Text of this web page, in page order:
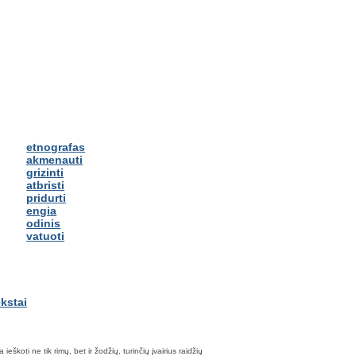
etnografas
akmenauti
grizinti
atbristi
pridurti
engia
odinis
vatuoti
ne tik rimų, bet ir žodžių, turinčių įvairius raidžių